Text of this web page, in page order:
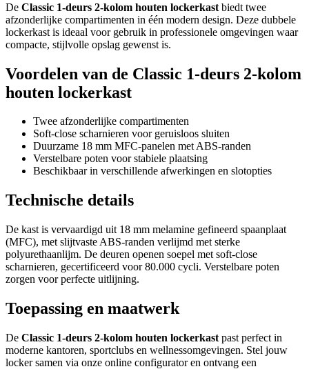
De Classic 1-deurs 2-kolom houten lockerkast biedt twee
afzonderlijke compartimenten in één modern design. Deze dubbele
lockerkast is ideaal voor gebruik in professionele omgevingen waar
compacte, stijlvolle opslag gewenst is.
Voordelen van de Classic 1-deurs 2-kolom
houten lockerkast
Twee afzonderlijke compartimenten
Soft-close scharnieren voor geruisloos sluiten
Duurzame 18 mm MFC-panelen met ABS-randen
Verstelbare poten voor stabiele plaatsing
Beschikbaar in verschillende afwerkingen en slotopties
Technische details
De kast is vervaardigd uit 18 mm melamine gefineerd spaanplaat
(MFC), met slijtvaste ABS-randen verlijmd met sterke
polyurethaanlijm. De deuren openen soepel met soft-close
scharnieren, gecertificeerd voor 80.000 cycli. Verstelbare poten
zorgen voor perfecte uitlijning.
Toepassing en maatwerk
De Classic 1-deurs 2-kolom houten lockerkast past perfect in
moderne kantoren, sportclubs en wellnessomgevingen. Stel jouw
locker samen via onze online configurator en ontvang een